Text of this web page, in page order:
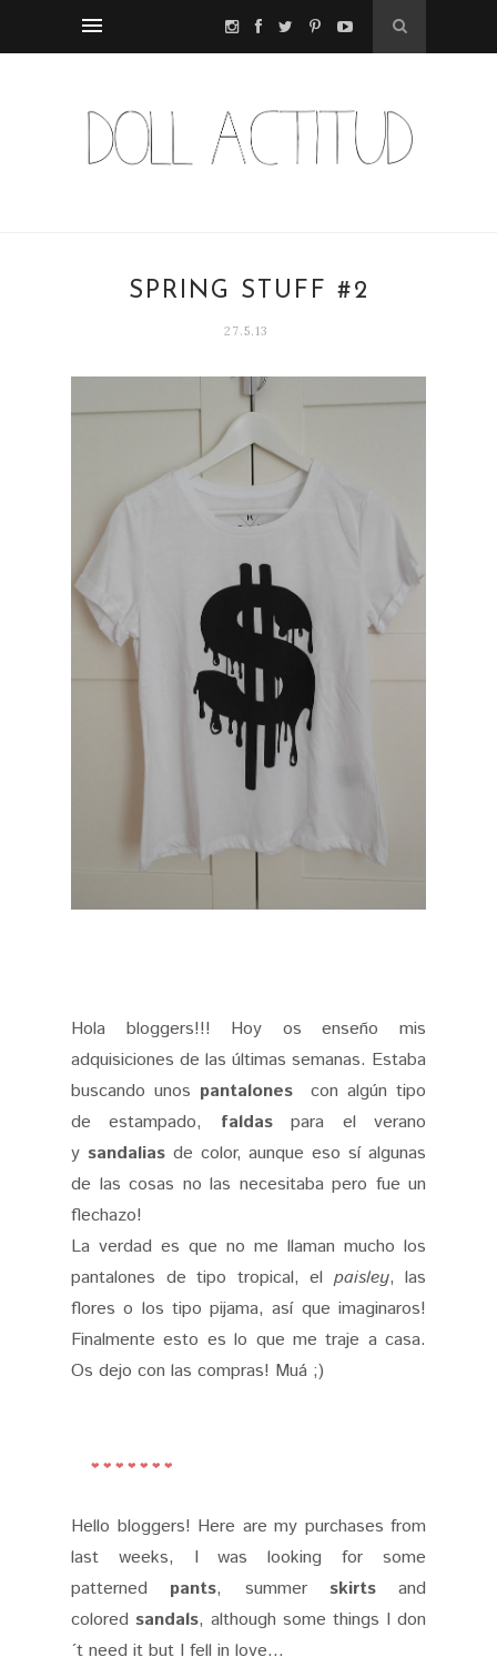
SPRING STUFF #2
27.5.13
Hola bloggers!!! Hoy os enseño mis
adquisiciones de las últimas semanas. Estaba
buscando unos pantalones con algún tipo
de estampado, faldaspara el verano
y sandaliasde color, aunque eso sí algunas
de las cosas no las necesitaba pero fue un
flechazo!
La verdad es que no me llaman mucho los
pantalones de tipo tropical, el paisley, las
flores o los tipo pijama, así que imaginaros!
Finalmente esto es lo que me traje a casa.
Os dejo con las compras! Muá ;)
❤ ❤ ❤ ❤ ❤ ❤ ❤
Hello bloggers! Here are my purchases from
last weeks, I was looking for some
patterned pants, summer skirtsand
colored sandals, although some things I don
´t need it but I fell in love...